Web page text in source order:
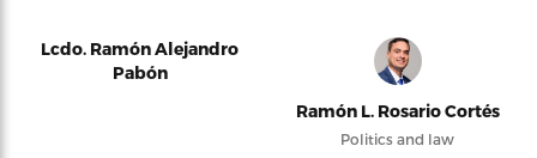
Lcdo. Ramón Alejandro
Pabón
Ramón L. Rosario Cortés
Politics and law